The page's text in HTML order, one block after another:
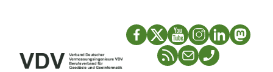
Facebook
TwitterYouTubeInstagram
LinkedIn
RSS-Newsfeed
MailTelefon